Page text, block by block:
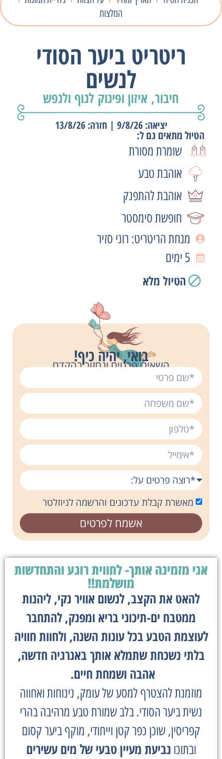
המלצות
בואי, יהיה כיף!
השאירי פרטים ונחזור בהקדם
מאשרת קבלת עדכונים והרשמה לניוזלטר
אשמח לפרטים
ריטריט ביער הסודי
לנשים
חיבור, איזון ופינוק לגוף ולנפש
יציאה: 9/8/26 | חזרה: 13/8/26
הטיול מתאים גם ל:
שומרת מסורת
אוהבת טבע
אוהבת להתפנק
חופשת סימסטר
מנחת הריטריט: רוני סזיר
5 ימים
הטיול מלא
אני מזמינה אותך- לחווית רוגע והתחדשות
מושלמת!!
להאט את הקצב, לנשום אוויר נקי, ליהנות
ממטבח ים-תיכוני בריא ומפנק, להתחבר
לעוצמת הטבע בכל עונות השנה, ולחוות חוויה
בלתי נשכחת שתמלא אותך באנרגיה חדשה,
אהבה ושמחת חיים.
מוזמנת להצטרף למסע של עומק, נינוחות ואחווה
נשית ביער הסודי. בלב שמורת טבע מרהיבה בהרי
קפריסין, שוכן כפר קטן וייחודי, מוקף ביער קסום
ובתוכו נביעת מעיין טבעי של מים עשירים